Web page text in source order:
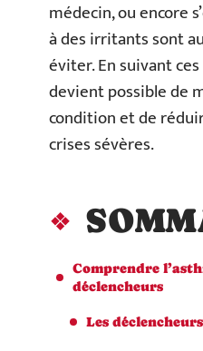
médecin, ou encore
à des irritants sont
éviter. En suivant
devient possible de
condition et de
crises sévères.
Comprendre
déclencheurs
Les